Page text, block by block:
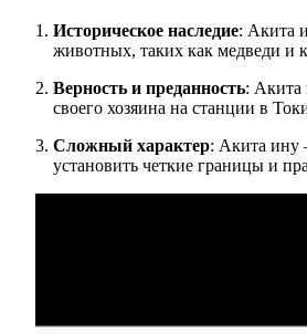
Историческое наследие: Акита
животных, таких как медведи и
Верность и преданность: Акита
своего хозяина на станции в
Сложный характер: Акита ину
установить четкие границы и